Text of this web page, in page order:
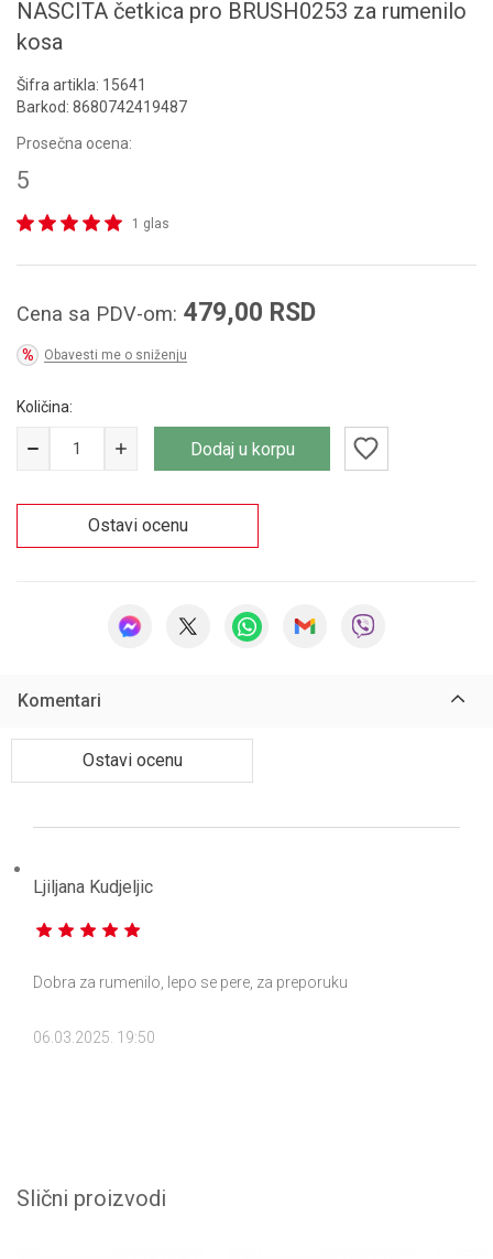
NASCITA četkica pro BRUSH0253 za rumenilo
kosa
Šifra artikla: 15641
Barkod: 8680742419487
Prosečna ocena:
5
1 glas
Cena sa PDV-om: 479,00 RSD
Obavesti me o sniženju
Količina:
Dodaj u korpu
Ostavi ocenu
Komentari
Ostavi ocenu
Ljiljana Kudjeljic
Dobra za rumenilo, lepo se pere, za preporuku
06.03.2025. 19:50
Slični proizvodi